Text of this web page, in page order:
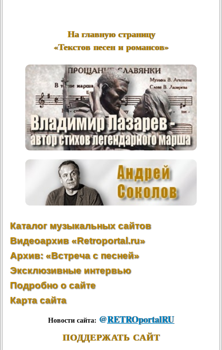
На главную страницу
«Текстов песен и романсов»
Каталог музыкальных сайтов
Видеоархив «Retroportal.ru»
Архив: «Встреча с песней»
Эксклюзивные интервью
Подробно о сайте
Карта сайта
Новости сайта: @RETROportalRU
ПОДДЕРЖАТЬ САЙТ